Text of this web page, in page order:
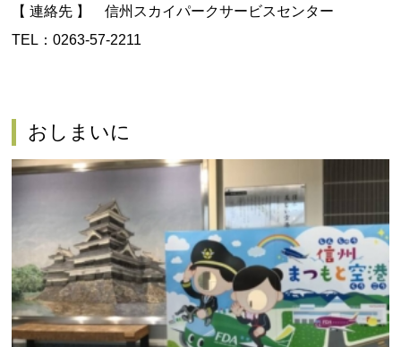
【 連絡先 】 信州スカイパークサービスセンター
TEL：0263-57-2211
おしまいに